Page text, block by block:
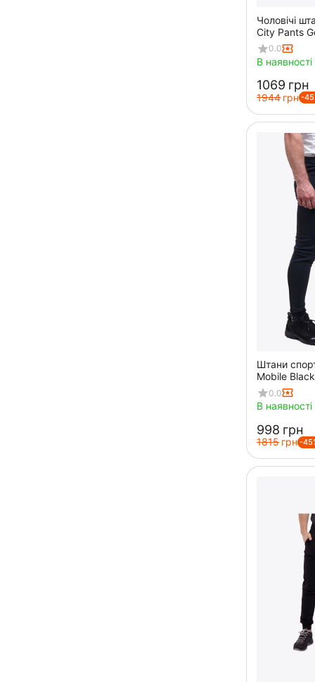
Чоловічі
City Pants
0.0
В наявності
‍1069‍ грн
‍1944‍ грн -
Штани
Mobile
0.0
В наявності
‍998‍ грн
‍1815‍ грн -